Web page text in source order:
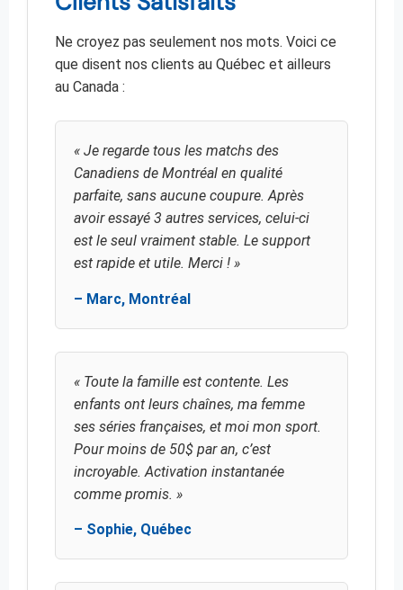
Ne croyez pas seulement nos mots. Voici ce
que disent nos clients au Québec et ailleurs
au Canada :
« Je regarde tous les matchs des
Canadiens de Montréal en qualité
parfaite, sans aucune coupure. Après
avoir essayé 3 autres services, celui-ci
est le seul vraiment stable. Le support
est rapide et utile. Merci ! »
– Marc, Montréal
« Toute la famille est contente. Les
enfants ont leurs chaînes, ma femme
ses séries françaises, et moi mon sport.
Pour moins de 50$ par an, c’est
incroyable. Activation instantanée
comme promis. »
– Sophie, Québec